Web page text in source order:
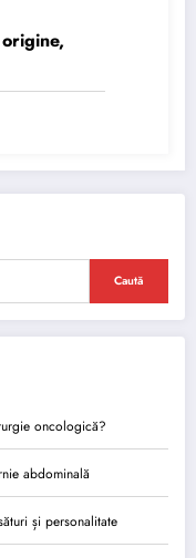
Caută
oncologică?
abdominală
și personalitate